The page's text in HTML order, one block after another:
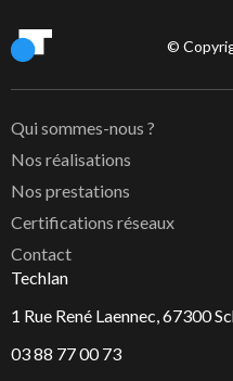
©
Qui sommes-nous ?
Nos réalisations
Nos prestations
Certifications réseaux
Contact
Techlan
1 Rue René Laennec, 67300
03 88 77 00 73